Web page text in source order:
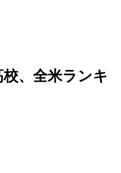
、全米ランキ